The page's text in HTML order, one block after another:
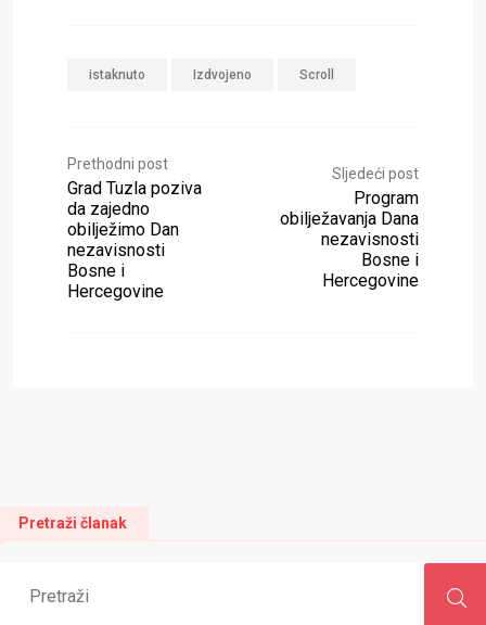
istaknuto Izdvojeno Scroll
Prethodni post
Grad Tuzla poziva
da zajedno
obilježimo Dan
nezavisnosti
Bosne i
Hercegovine
Sljedeći post
Program
obilježavanja Dana
nezavisnosti
Bosne i
Hercegovine
Pretraži članak